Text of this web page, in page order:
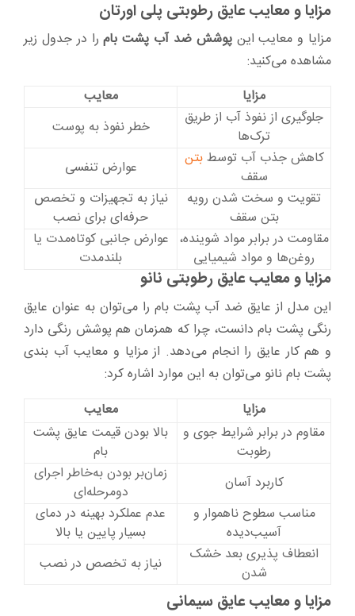
مزایا و معایب عایق رطوبتی پلی اورتان
مزایا و معایب اینپوشش ضد آب پشت بامرا در جدول زیر
مشاهده می‌کنید:
مزایا
معایب
جلوگیری از نفوذ آب از طریق
ترک‌ها
خطر نفوذ به پوست
کاهش جذب آب توسطبتن
سقف
عوارض تنفسی
تقویت و سخت شدن رویه
بتن سقف
نیاز به تجهیزات و تخصص
حرفه‌ای برای نصب
مقاومت در برابر مواد شوینده،
روغن‌ها و مواد شیمیایی
عوارض جانبی کوتاه‌مدت یا
بلندمدت
مزایا و معایب عایق رطوبتی نانو
این مدل از عایق ضد آب پشت بام را می‌توان به عنوان عایق
رنگی پشت بام دانست، چرا که همزمان هم پوشش رنگی دارد
و هم کار عایق را انجام می‌دهد. از مزایا و معایب آب بندی
پشت بام نانو می‌توان به این موارد اشاره کرد:
مزایا
معایب
مقاوم در برابر شرایط جوی و
رطوبت
بالا بودن قیمت عایق پشت
بام
کاربرد آسان
زمان‌بر بودن به‌خاطر اجرای
دومرحله‌ای
مناسب سطوح ناهموار و
آسیب‌دیده
عدم عملکرد بهینه در دمای
بسیار پایین یا بالا
انعطاف پذیری بعد خشک
شدن
نیاز به تخصص در نصب
مزایا و معایب عایق سیمانی